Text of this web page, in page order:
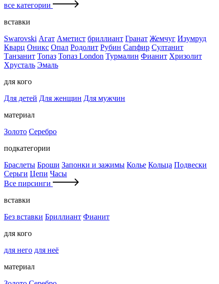
все категории
вставки
Swarovski Агат Аметист бриллиант Гранат Жемчуг Изумруд
Кварц Оникс Опал Родолит Рубин Сапфир Султанит
Танзанит Топаз Топаз London Турмалин Фианит Хризолит
Хрусталь Эмаль
для кого
Для детей Для женщин Для мужчин
материал
Золото Серебро
подкатегории
Браслеты Броши Запонки и зажимы Колье Кольца Подвески
Серьги Цепи Часы
Все пирсинги
вставки
Без вставки Бриллиант Фианит
для кого
для него для неё
материал